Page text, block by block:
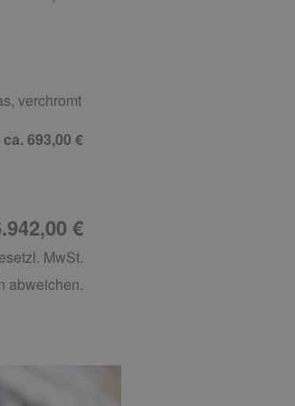
verchromt
ca. 693,00 €
€
MwSt.
abweichen.